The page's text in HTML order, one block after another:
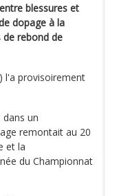
blessures et
dopage à la
rebond de
l'a provisoirement
dans un
remontait au 20
et la
du Championnat